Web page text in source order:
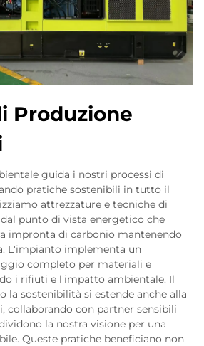
Produzione
guida i nostri processi di
pratiche sostenibili in tutto il
attrezzature e tecniche di
punto di vista energetico che
impronta di carbonio mantenendo
L'impianto implementa un
completo per materiali e
i rifiuti e l'impatto ambientale. Il
la sostenibilità si estende anche alla
collaborando con partner sensibili
la nostra visione per una
Queste pratiche beneficiano non